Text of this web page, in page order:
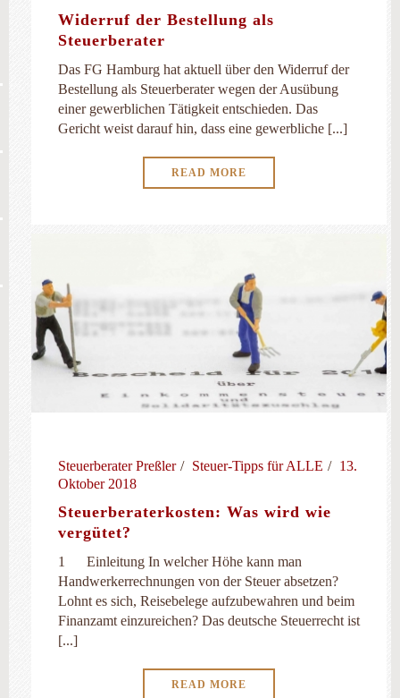
Widerruf der Bestellung als
Steuerberater
Das FG Hamburg hat aktuell über den Widerruf der
Bestellung als Steuerberater wegen der Ausübung
einer gewerblichen Tätigkeit entschieden. Das
Gericht weist darauf hin, dass eine gewerbliche [...]
READ MORE
Steuerberater Preßler Steuer-Tipps für ALLE
13.
Oktober 2018
Steuerberaterkosten: Was wird wie
vergütet?
1 Einleitung In welcher Höhe kann man
Handwerkerrechnungen von der Steuer absetzen?
Lohnt es sich, Reisebelege aufzubewahren und beim
Finanzamt einzureichen? Das deutsche Steuerrecht ist
[...]
READ MORE